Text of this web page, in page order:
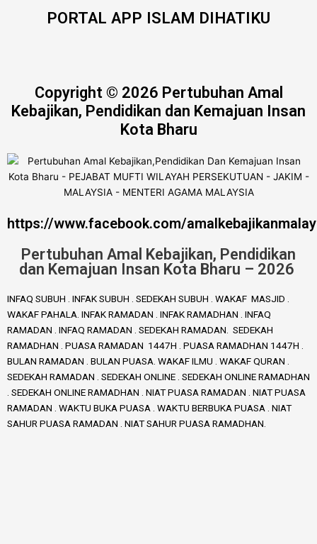
PORTAL APP ISLAM DIHATIKU
Copyright © 2026 Pertubuhan Amal
Kebajikan, Pendidikan dan Kemajuan Insan
Kota Bharu
https://www.facebook.com/
Pertubuhan Amal Kebajikan, Pendidikan
dan Kemajuan Insan Kota Bharu – 2026
INFAQ SUBUH . INFAK SUBUH . SEDEKAH SUBUH . WAKAF MASJID .
WAKAF PAHALA. INFAK RAMADAN . INFAK RAMADHAN . INFAQ
RAMADAN . INFAQ RAMADAN . SEDEKAH RAMADAN. SEDEKAH
RAMADHAN . PUASA RAMADAN 1447H . PUASA RAMADHAN 1447H .
BULAN RAMADAN . BULAN PUASA. WAKAF ILMU . WAKAF QURAN .
SEDEKAH RAMADAN . SEDEKAH ONLINE . SEDEKAH ONLINE RAMADHAN
. SEDEKAH ONLINE RAMADHAN . NIAT PUASA RAMADAN . NIAT PUASA
RAMADAN . WAKTU BUKA PUASA . WAKTU BERBUKA PUASA . NIAT
SAHUR PUASA RAMADAN . NIAT SAHUR PUASA RAMADHAN.